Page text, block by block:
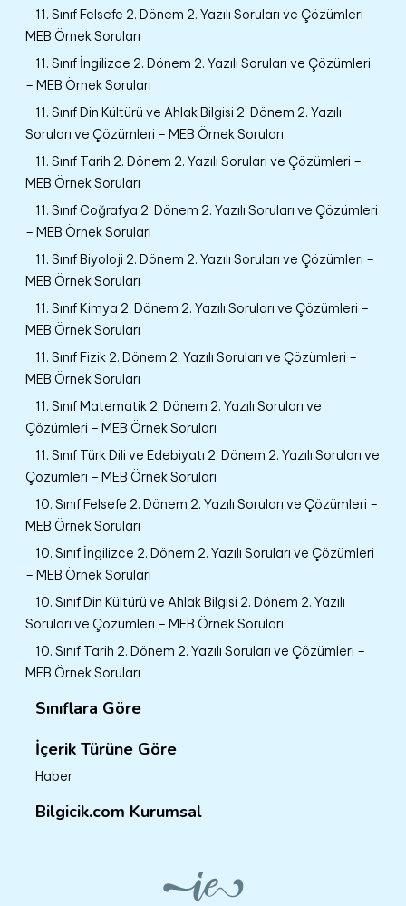
11. Sınıf Felsefe 2. Dönem 2. Yazılı Soruları ve Çözümleri –
MEB Örnek Soruları
11. Sınıf İngilizce 2. Dönem 2. Yazılı Soruları ve Çözümleri
– MEB Örnek Soruları
11. Sınıf Din Kültürü ve Ahlak Bilgisi 2. Dönem 2. Yazılı
Soruları ve Çözümleri – MEB Örnek Soruları
11. Sınıf Tarih 2. Dönem 2. Yazılı Soruları ve Çözümleri –
MEB Örnek Soruları
11. Sınıf Coğrafya 2. Dönem 2. Yazılı Soruları ve Çözümleri
– MEB Örnek Soruları
11. Sınıf Biyoloji 2. Dönem 2. Yazılı Soruları ve Çözümleri –
MEB Örnek Soruları
11. Sınıf Kimya 2. Dönem 2. Yazılı Soruları ve Çözümleri –
MEB Örnek Soruları
11. Sınıf Fizik 2. Dönem 2. Yazılı Soruları ve Çözümleri –
MEB Örnek Soruları
11. Sınıf Matematik 2. Dönem 2. Yazılı Soruları ve
Çözümleri – MEB Örnek Soruları
11. Sınıf Türk Dili ve Edebiyatı 2. Dönem 2. Yazılı Soruları ve
Çözümleri – MEB Örnek Soruları
10. Sınıf Felsefe 2. Dönem 2. Yazılı Soruları ve Çözümleri –
MEB Örnek Soruları
10. Sınıf İngilizce 2. Dönem 2. Yazılı Soruları ve Çözümleri
– MEB Örnek Soruları
10. Sınıf Din Kültürü ve Ahlak Bilgisi 2. Dönem 2. Yazılı
Soruları ve Çözümleri – MEB Örnek Soruları
10. Sınıf Tarih 2. Dönem 2. Yazılı Soruları ve Çözümleri –
MEB Örnek Soruları
Sınıflara Göre
İçerik Türüne Göre
Haber
Bilgicik.com Kurumsal